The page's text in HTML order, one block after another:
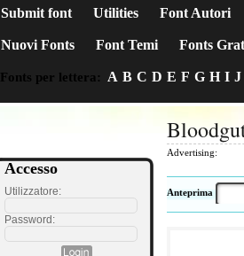
Submit font Utilities Font Autori
Nuovi Fonts Font Temi Fonts
Fonts per lettera: A B C D E F G H I J
Accesso
Utilizzatore:
Password:
Advertising:
Anteprima